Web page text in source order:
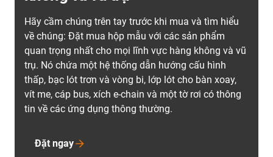
Hãy cầm chúng trên tay trước khi mua và tìm hiểu
về chúng: Đặt mua hộp mẫu với các sản phẩm
quan trọng nhất cho mọi lĩnh vực hàng không và vũ
trụ. Nó chứa một hệ thống dẫn hướng cấu hình
thấp, bạc lót trơn và vòng bi, lớp lót cho bàn xoay,
vít me, cáp bus, xích e-chain và một tờ rơi có thông
tin về các ứng dụng thông thường.
Đặt ngay